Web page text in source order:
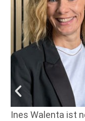
Ines Walenta ist